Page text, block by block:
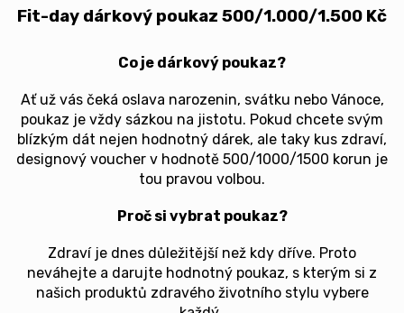
Fit-day dárkový poukaz 500/1.000/1.500 Kč
Co je dárkový poukaz?
Ať už vás čeká oslava narozenin, svátku nebo Vánoce,
poukaz je vždy sázkou na jistotu. Pokud chcete svým
blízkým dát nejen hodnotný dárek, ale taky kus zdraví,
designový voucher v hodnotě 500/1000/1500 korun je
tou pravou volbou.
Proč si vybrat poukaz?
Zdraví je dnes důležitější než kdy dříve. Proto
neváhejte a darujte hodnotný poukaz, s kterým si z
našich produktů zdravého životního stylu vybere